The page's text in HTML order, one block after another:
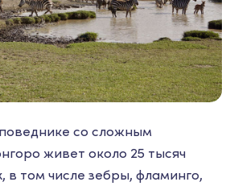
со сложным
живет около 25 тысяч
в том числе зебры, фламинго,